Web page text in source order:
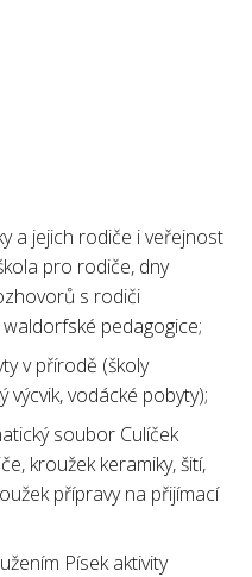
a jejich rodiče i veřejnost
pro rodiče, dny
s rodiči
pedagogice;
v přírodě (školy
výcvik, vodácké pobyty);
soubor Culíček
kroužek keramiky, šití,
přípravy na přijímací
Písek aktivity